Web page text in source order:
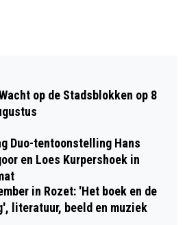
BIJ JOODS
TE GAST OP
DEMOCRATEN
op de Stadsblokken op 8
Duo-tentoonstelling Hans
en Loes Kurpershoek in
in Rozet: 'Het boek en de
literatuur, beeld en muziek